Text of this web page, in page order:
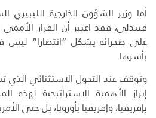
أما وزير الشؤون الخارجية الليبيري
فيندلي، فقد اعتبر أن القرار
على صحرائه يشكل “انتصارا” ليس
بأسرها.
وتوقف عند التحول الاستثنائي الذي
إبراز الأهمية الاستراتيجية لهذه
بإفريقيا، وإفريقيا بأوروبا، بل حتى